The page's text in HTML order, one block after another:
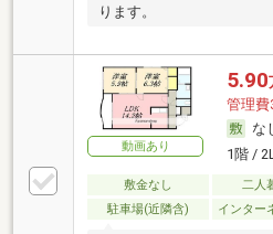
ります。
動画あり
5.90
管理費
な
1階 /
敷金なし 二人
駐車場(近隣含)
インター